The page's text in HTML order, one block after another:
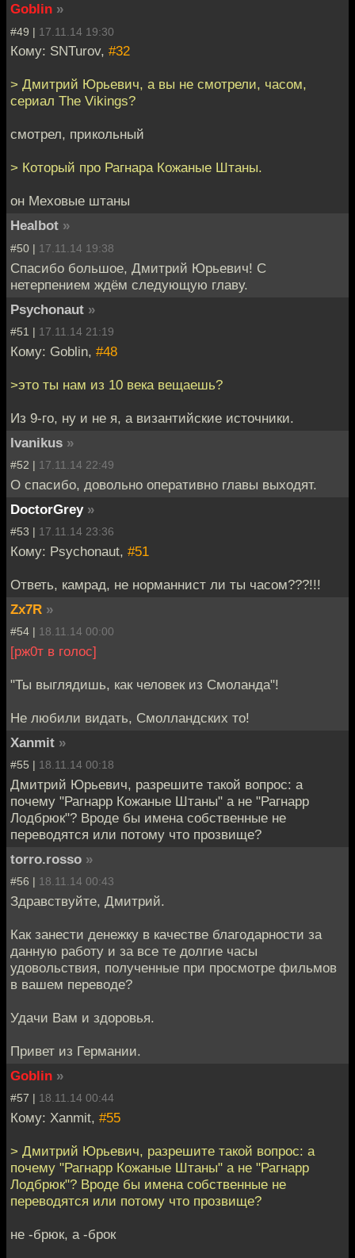
Goblin »
#49 | 17.11.14 19:30
Кому: SNTurov, #32
> Дмитрий Юрьевич, а вы не смотрели, часом,
сериал The Vikings?
смотрел, прикольный
> Который про Рагнара Кожаные Штаны.
он Меховые штаны
Healbot »
#50 | 17.11.14 19:38
Спасибо большое, Дмитрий Юрьевич! С
нетерпением ждём следующую главу.
Psychonaut »
#51 | 17.11.14 21:19
Кому: Goblin, #48
>это ты нам из 10 века вещаешь?
Из 9-го, ну и не я, а византийские источники.
Ivanikus »
#52 | 17.11.14 22:49
О спасибо, довольно оперативно главы выходят.
DoctorGrey »
#53 | 17.11.14 23:36
Кому: Psychonaut, #51
Ответь, камрад, не норманнист ли ты часом???!!!
Zx7R »
#54 | 18.11.14 00:00
[рж0т в голос]
"Ты выглядишь, как человек из Смоланда"!
Не любили видать, Смолландских то!
Xanmit »
#55 | 18.11.14 00:18
Дмитрий Юрьевич, разрешите такой вопрос: а
почему "Рагнарр Кожаные Штаны" а не "Рагнарр
Лодбрюк"? Вроде бы имена собственные не
переводятся или потому что прозвище?
torro.rosso »
#56 | 18.11.14 00:43
Здравствуйте, Дмитрий.
Как занести денежку в качестве благодарности за
данную работу и за все те долгие часы
удовольствия, полученные при просмотре фильмов
в вашем переводе?
Удачи Вам и здоровья.
Привет из Германии.
Goblin »
#57 | 18.11.14 00:44
Кому: Xanmit, #55
> Дмитрий Юрьевич, разрешите такой вопрос: а
почему "Рагнарр Кожаные Штаны" а не "Рагнарр
Лодбрюк"? Вроде бы имена собственные не
переводятся или потому что прозвище?
не -брюк, а -брок